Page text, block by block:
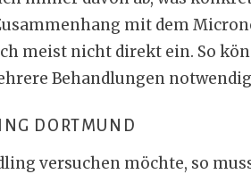
mit dem
meist nicht direkt ein. So
Behandlungen
DORTMUND
versuchen möchte, so